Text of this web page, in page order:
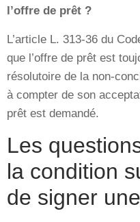
l’offre de prêt ?
L’article L. 313-36 du
que l’offre de prêt est
résolutoire de la non-
à compter de son
prêt est demandé.
Les
la condition
de signer